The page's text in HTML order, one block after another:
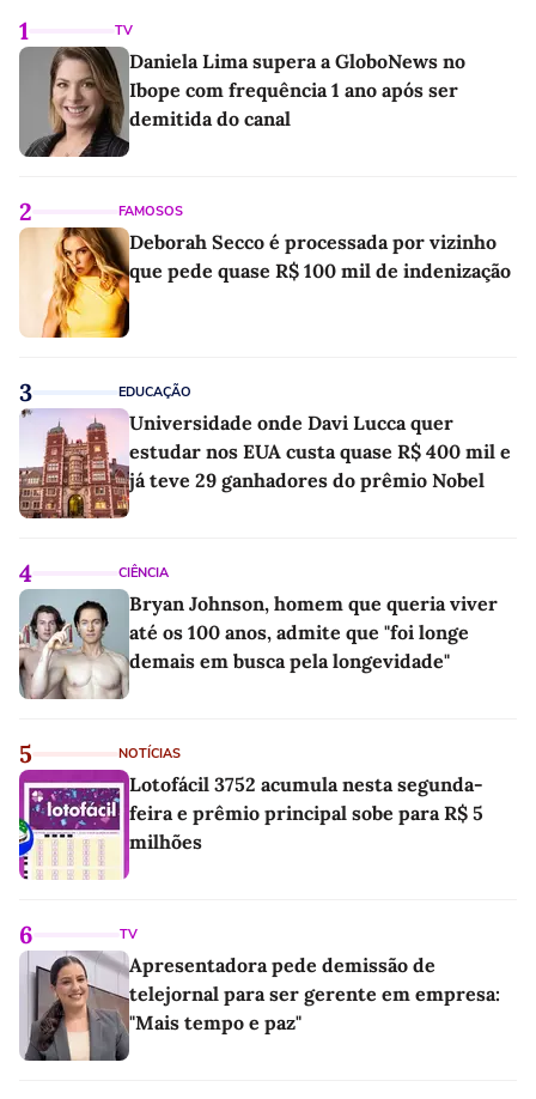
1 TV
Daniela Lima supera a GloboNews no
Ibope com frequência 1 ano após ser
demitida do canal
2 FAMOSOS
Deborah Secco é processada por vizinho
que pede quase R$ 100 mil de indenização
3 EDUCAÇÃO
Universidade onde Davi Lucca quer
estudar nos EUA custa quase R$ 400 mil e
já teve 29 ganhadores do prêmio Nobel
4 CIÊNCIA
Bryan Johnson, homem que queria viver
até os 100 anos, admite que "foi longe
demais em busca pela longevidade"
5 NOTÍCIAS
Lotofácil 3752 acumula nesta segunda-
feira e prêmio principal sobe para R$ 5
milhões
6 TV
Apresentadora pede demissão de
telejornal para ser gerente em empresa:
"Mais tempo e paz"